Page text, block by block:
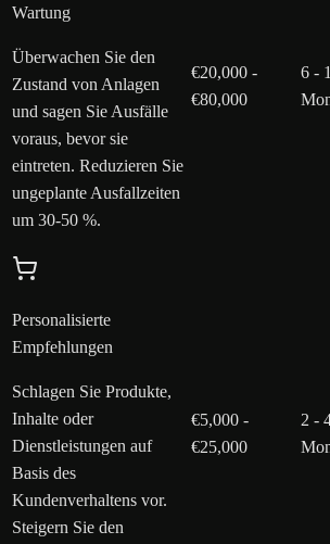
Wartung
Überwachen Sie den
Zustand von Anlagen
und sagen Sie Ausfälle
voraus, bevor sie
eintreten. Reduzieren Sie
ungeplante Ausfallzeiten
um 30-50 %.
€20,000 -
€80,000
6 -
Personalisierte
Empfehlungen
Schlagen Sie Produkte,
Inhalte oder
Dienstleistungen auf
Basis des
Kundenverhaltens vor.
Steigern Sie den
€5,000 -
€25,000
2 -